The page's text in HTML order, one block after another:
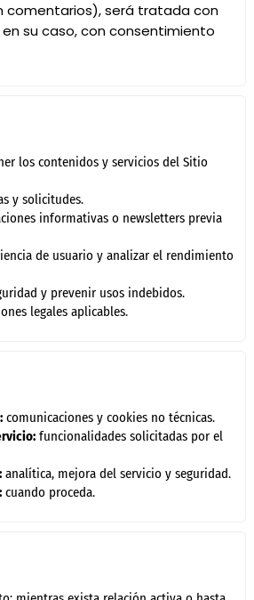
comentarios), será tratada con
su caso, con consentimiento
los contenidos y servicios del Sitio
y solicitudes.
informativas o newsletters previa
de usuario y analizar el rendimiento
y prevenir usos indebidos.
legales aplicables.
comunicaciones y cookies no técnicas.
funcionalidades solicitadas por el
analítica, mejora del servicio y seguridad.
cuando proceda.